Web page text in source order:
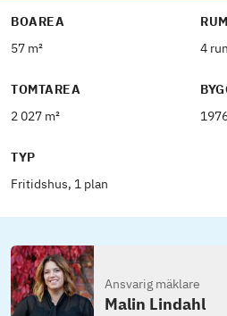
BOAREA
57 m²
RUM
4
TOMTAREA
2 027 m²
TYP
Fritidshus, 1 plan
Ansvarig mäklare
Malin Lindahl